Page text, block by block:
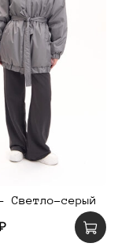
Светло-серый